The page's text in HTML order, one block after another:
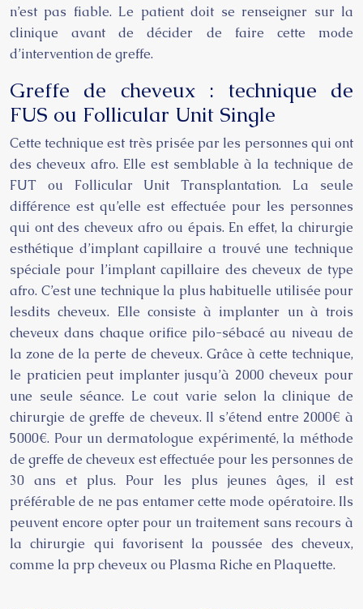
n’est pas fiable. Le patient doit se renseigner sur la
clinique avant de décider de faire cette mode
d’intervention de greffe.
Greffe de cheveux : technique de
FUS ou Follicular Unit Single
Cette technique est très prisée par les personnes qui ont
des cheveux afro. Elle est semblable à la technique de
FUT ou Follicular Unit Transplantation. La seule
différence est qu’elle est effectuée pour les personnes
qui ont des cheveux afro ou épais. En effet, la chirurgie
esthétique d’implant capillaire a trouvé une technique
spéciale pour l’implant capillaire des cheveux de type
afro. C’est une technique la plus habituelle utilisée pour
lesdits cheveux. Elle consiste à implanter un à trois
cheveux dans chaque orifice pilo-sébacé au niveau de
la zone de la perte de cheveux. Grâce à cette technique,
le praticien peut implanter jusqu’à 2000 cheveux pour
une seule séance. Le cout varie selon la clinique de
chirurgie de greffe de cheveux. Il s’étend entre 2000€ à
5000€. Pour un dermatologue expérimenté, la méthode
de greffe de cheveux est effectuée pour les personnes de
30 ans et plus. Pour les plus jeunes âges, il est
préférable de ne pas entamer cette mode opératoire. Ils
peuvent encore opter pour un traitement sans recours à
la chirurgie qui favorisent la poussée des cheveux,
comme la prp cheveux ou Plasma Riche en Plaquette.